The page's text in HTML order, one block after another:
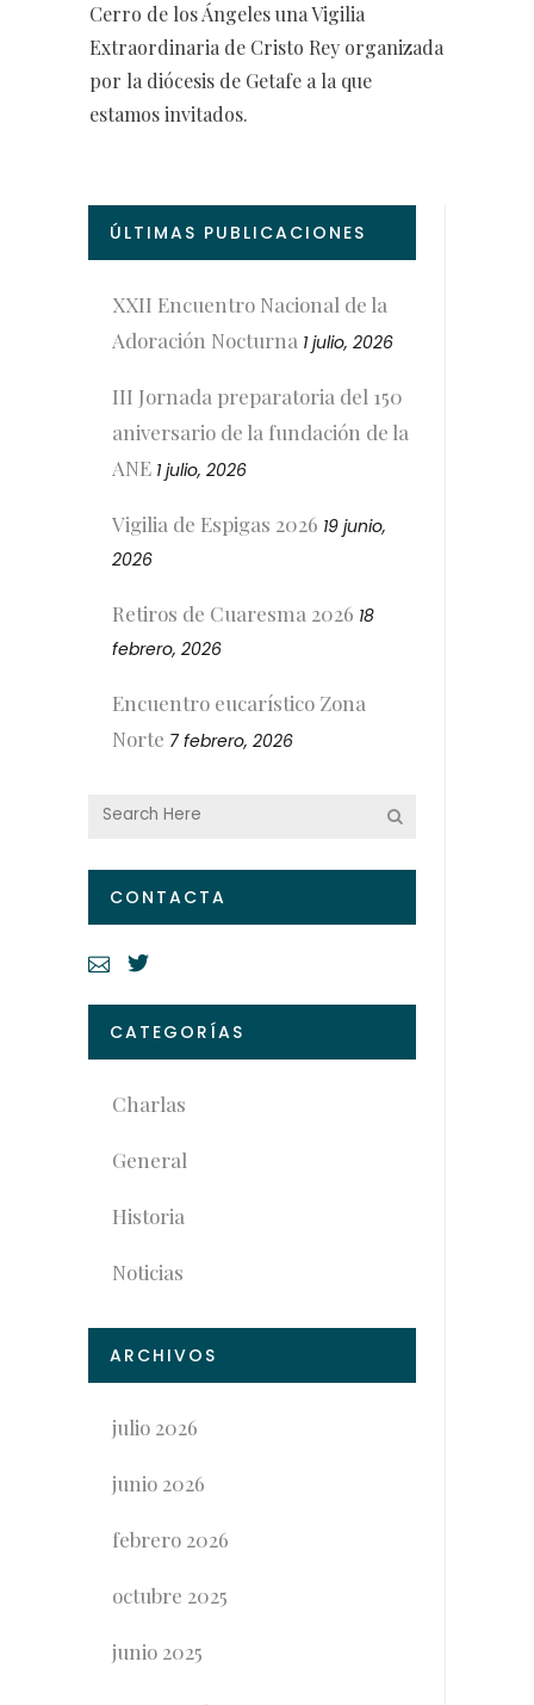
Cerro de los Ángeles una Vigilia
Extraordinaria de Cristo Rey organizada
por la diócesis de Getafe a la que
estamos invitados.
ÚLTIMAS PUBLICACIONES
XXII Encuentro Nacional de la
Adoración Nocturna 1 julio, 2026
III Jornada preparatoria del 150
aniversario de la fundación de la
ANE 1 julio, 2026
Vigilia de Espigas 2026 19 junio,
2026
Retiros de Cuaresma 2026 18
febrero, 2026
Encuentro eucarístico Zona
Norte 7 febrero, 2026
CONTACTA
CATEGORÍAS
Charlas
General
Historia
Noticias
ARCHIVOS
julio 2026
junio 2026
febrero 2026
octubre 2025
junio 2025